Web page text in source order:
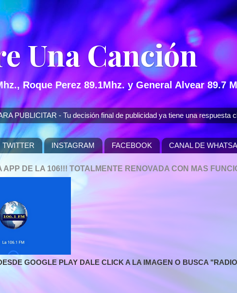
Una Canción
Roque Perez 89.1Mhz. y General Alvear 89.7
PUBLICITAR - Tu decisión final de publicidad ya tiene una respuesta
TWITTER INSTAGRAM FACEBOOK CANAL DE
APP DE LA 106!!! TOTALMENTE RENOVADA CON MAS
GOOGLE PLAY DALE CLICK A LA IMAGEN O BUSCA